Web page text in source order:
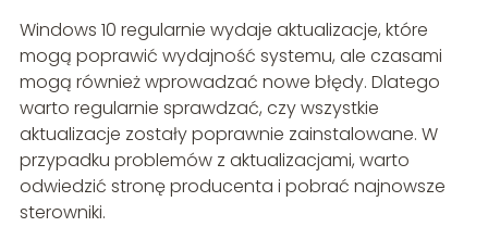
Windows 10 regularnie wydaje aktualizacje, które
mogą poprawić wydajność systemu, ale czasami
mogą również wprowadzać nowe błędy. Dlatego
warto regularnie sprawdzać, czy wszystkie
aktualizacje zostały poprawnie zainstalowane. W
przypadku problemów z aktualizacjami, warto
odwiedzić stronę producenta i pobrać najnowsze
sterowniki.